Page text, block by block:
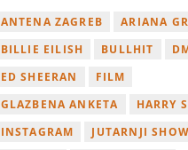
ANTENA ZAGREB
ARIANA
BILLIE EILISH
BULLHIT
ED SHEERAN
FILM
GLAZBENA ANKETA
HARRY
INSTAGRAM
JUTARNJI SHOW